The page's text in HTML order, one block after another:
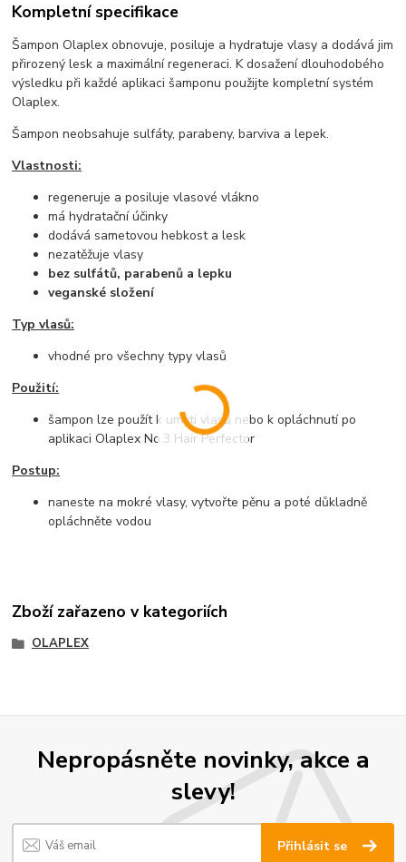
Kompletní specifikace
Šampon Olaplex obnovuje, posiluje a hydratuje vlasy a dodává jim
přirozený lesk a maximální regeneraci. K dosažení dlouhodobého
výsledku při každé aplikaci šamponu použijte kompletní systém
Olaplex.
Šampon neobsahuje sulfáty, parabeny, barviva a lepek.
Vlastnosti:
regeneruje a posiluje vlasové vlákno
má hydratační účinky
dodává sametovou hebkost a lesk
nezatěžuje vlasy
bez sulfátů, parabenů a lepku
veganské složení
Typ vlasů:
vhodné pro všechny typy vlasů
Použití:
šampon lze použít k umytí vlasů nebo k opláchnutí po
aplikaci Olaplex No.3 Hair Perfector
Postup:
naneste na mokré vlasy, vytvořte pěnu a poté důkladně
opláchněte vodou
Zboží zařazeno v kategoriích
OLAPLEX
Nepropásněte novinky, akce a
slevy!
Přihlásit se